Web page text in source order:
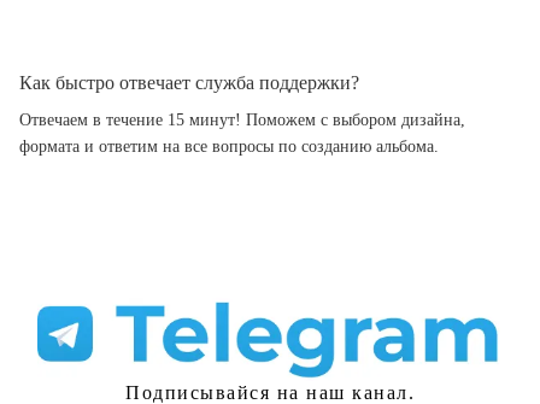
Как быстро отвечает служба поддержки?
Отвечаем в течение 15 минут! Поможем с выбором дизайна,
формата и ответим на все вопросы по созданию альбома.
Подписывайся на наш канал.